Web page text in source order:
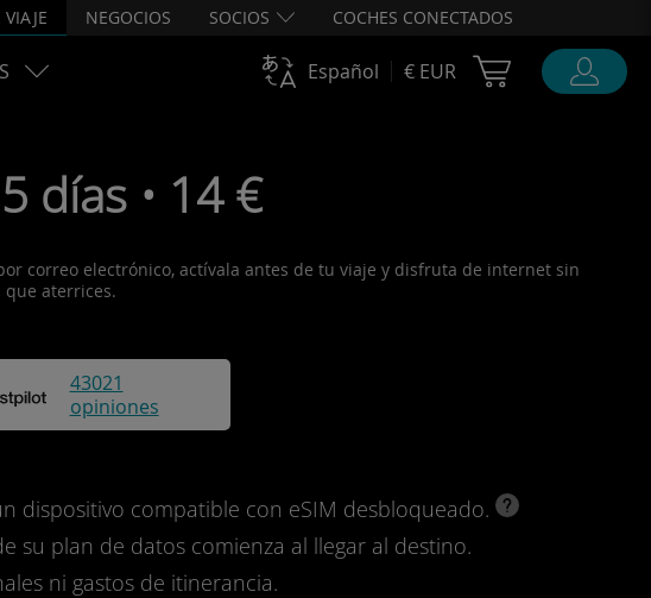
NEGOCIOS SOCIOS COCHES CONECTADOS
Español € EUR Cart Ubigi
días • 14 €
correo electrónico, actívala antes de tu viaje y disfruta de internet sin
aterrices.
43021
opiniones
dispositivo compatible con eSIM desbloqueado.
su plan de datos comienza al llegar al destino.
ni gastos de itinerancia.